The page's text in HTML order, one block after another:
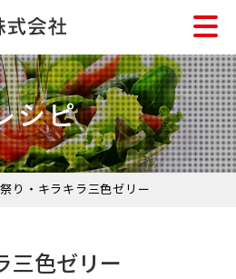
シピ
り・キラキラ三色ゼリー
三色ゼリー